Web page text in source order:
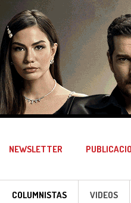
NEWSLETTER
COLUMNISTAS VIDEOS